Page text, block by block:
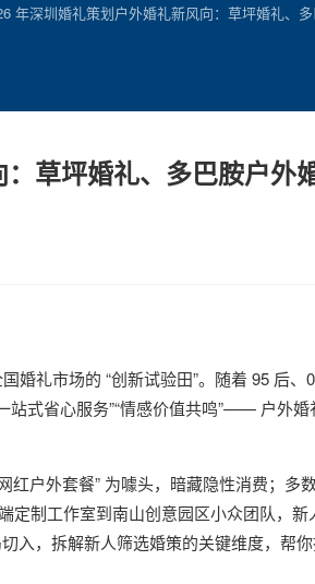
年深圳婚礼策划户外婚礼新风向：草坪婚礼、
草坪婚礼、多巴胺户外
婚礼市场的 “创新试验田”。随着 95 后
站式省心服务”“情感价值共鸣”—— 户外
户外套餐” 为噱头，暗藏隐性消费；多
制工作室到南山创意园区小众团队，
入，拆解新人筛选婚策的关键维度，帮